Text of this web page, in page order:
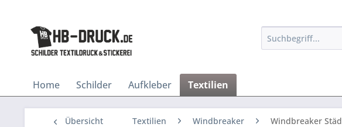
Home Schilder Aufkleber Textilien
Übersicht Textilien Windbreaker Windbreaker